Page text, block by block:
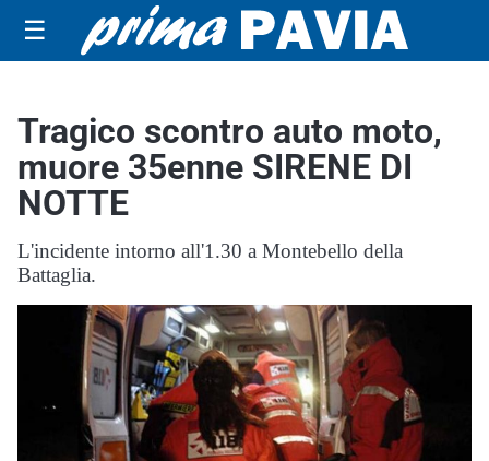
☰
Tragico scontro auto moto,
muore 35enne SIRENE DI
NOTTE
L'incidente intorno all'1.30 a Montebello della
Battaglia.